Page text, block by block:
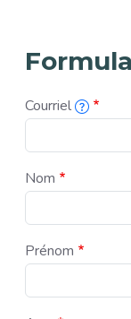
Courriel
Nom
Prénom